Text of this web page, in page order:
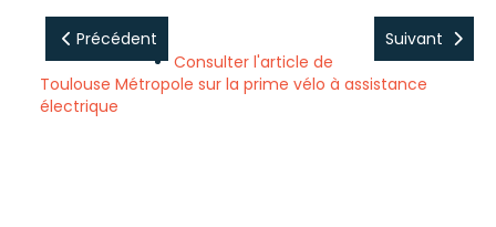
Précédent
Suivant
Consulter l'article de
Toulouse Métropole sur la prime vélo à assistance
électrique